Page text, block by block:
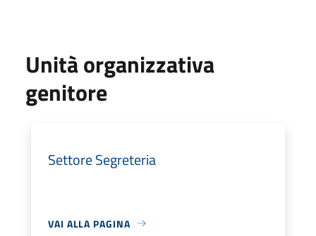
Unità organizzativa
genitore
Settore Segreteria
VAI ALLA PAGINA